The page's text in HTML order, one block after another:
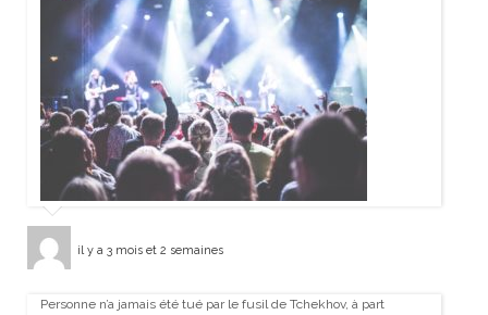
il y a 3 mois et 2 semaines
Personne n’a jamais été tué par le fusil de Tchekhov, à part